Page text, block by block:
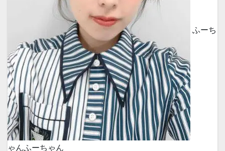
ふーち
ゃんふーちゃん